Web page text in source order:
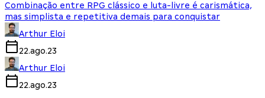
Combinação entre RPG clássico e luta-livre é carismática,
mas simplista e repetitiva demais para conquistar
Arthur Eloi
22.ago.23
Arthur Eloi
22.ago.23